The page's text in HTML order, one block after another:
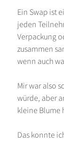
Ein Swap ist
jeden
Verpackung
zusammen
wenn auch
Mir war also
würde, aber
kleine Blume
Das konnte